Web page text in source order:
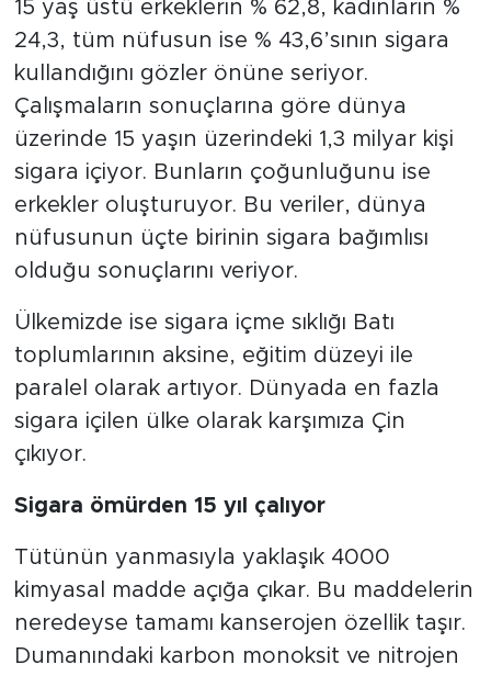
15 yaş üstü erkeklerin % 62,8, kadınların %
24,3, tüm nüfusun ise % 43,6’sının sigara
kullandığını gözler önüne seriyor.
Çalışmaların sonuçlarına göre dünya
üzerinde 15 yaşın üzerindeki 1,3 milyar kişi
sigara içiyor. Bunların çoğunluğunu ise
erkekler oluşturuyor. Bu veriler, dünya
nüfusunun üçte birinin sigara bağımlısı
olduğu sonuçlarını veriyor.
Ülkemizde ise sigara içme sıklığı Batı
toplumlarının aksine, eğitim düzeyi ile
paralel olarak artıyor. Dünyada en fazla
sigara içilen ülke olarak karşımıza Çin
çıkıyor.
Sigara ömürden 15 yıl çalıyor
Tütünün yanmasıyla yaklaşık 4000
kimyasal madde açığa çıkar. Bu maddelerin
neredeyse tamamı kanserojen özellik taşır.
Dumanındaki karbon monoksit ve nitrojen